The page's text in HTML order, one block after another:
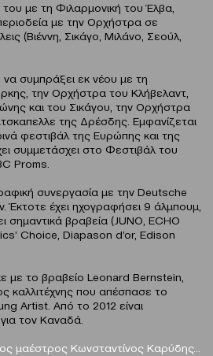
με τη Φιλαρμονική του Έλβα,
με την Ορχήστρα σε
(Βιέννη, Σικάγο, Μιλάνο, Σεούλ,
συμπράξει εκ νέου με τη
την Ορχήστρα του Κλήβελαντ,
και του Σικάγου, την Ορχήστρα
της Δρέσδης. Εμφανίζεται
φεστιβάλ της Ευρώπης και της
συμμετάσχει στο Φεστιβάλ του
Proms.
συνεργασία με την Deutsche
Έκτοτε έχει ηχογραφήσει 9 άλμπουμ,
σημαντικά βραβεία (JUNO, ECHO
Choice, Diapason d’or, Edison
με το βραβείο Leonard Bernstein,
καλλιτέχνης που απέσπασε το
Artist. Από το 2012 είναι
τον Καναδά.
μαέστρος Κωνσταντίνος Καρύδης